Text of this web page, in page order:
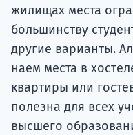
жилищах места
большинству
другие варианты.
наем места в
квартиры или
полезна для всех
высшего